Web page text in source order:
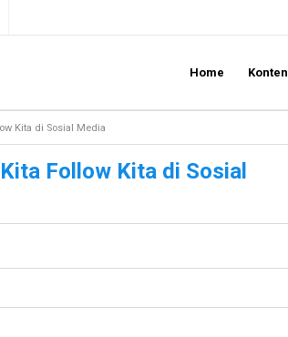
Home Konten
Kita di Sosial Media
Follow Kita di Sosial